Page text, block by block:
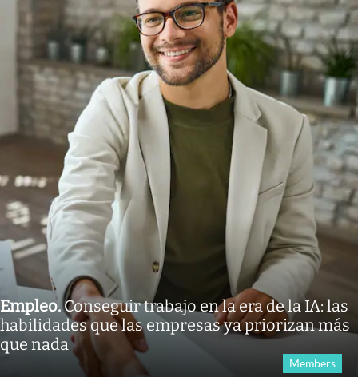
Empleo.Conseguir trabajo en la era de la IA: las
habilidades que las empresas ya priorizan más
que nada
Members